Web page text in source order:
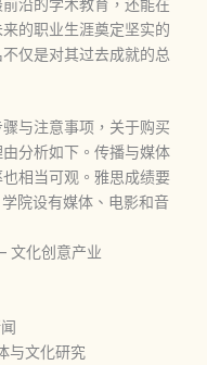
沿的学术教育，还能在
的职业生涯奠定坚实的
仅是对其过去成就的总
与注意事项，关于购买
分析如下。传播与媒体
相当可观。雅思成绩要
院设有媒体、电影和音
文化创意产业
与文化研究